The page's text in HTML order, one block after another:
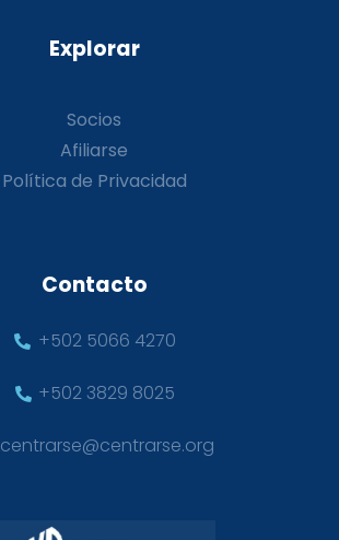
Explorar
Socios
Afiliarse
Política de Privacidad
Contacto
+502 5066 4270
+502 3829 8025
centrarse@centrarse.org